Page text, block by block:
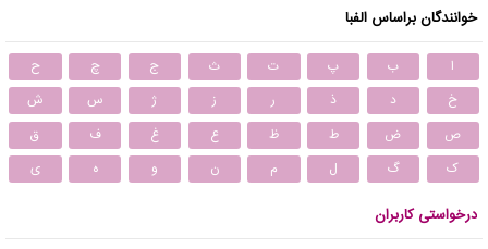
خوانندگان براساس الفبا
ا ب پ ت ث ج چ
ح
خ
د ذ ر ز ژ س
ش
ص
ض ط ظ ع غ ف
ق
ک
گ ل م ن و ه ی
درخواستی کاربران